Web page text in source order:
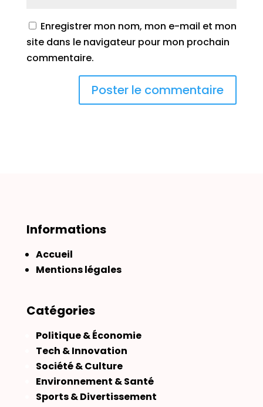
Enregistrer mon nom, mon e-mail et mon
site dans le navigateur pour mon prochain
commentaire.
Informations
Accueil
Mentions légales
Catégories
Politique & Économie
Tech & Innovation
Société & Culture
Environnement & Santé
Sports & Divertissement